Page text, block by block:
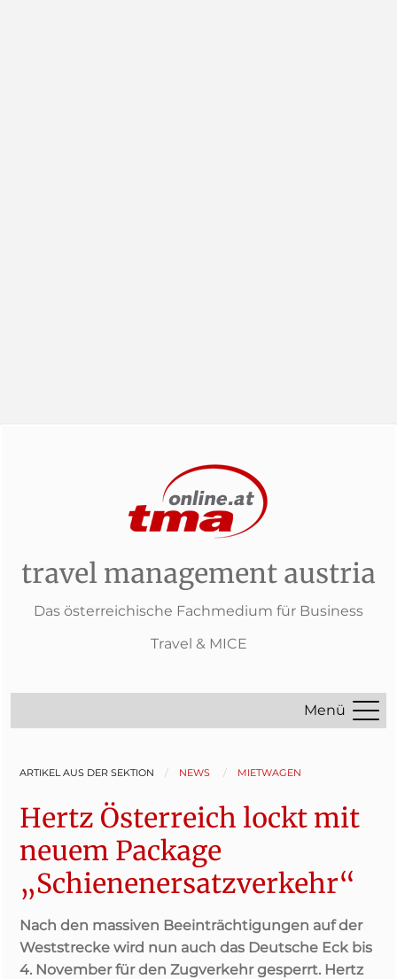
travel management austria
Das österreichische Fachmedium für Business
Travel & MICE
Menü
ARTIKEL AUS DER SEKTION NEWS MIETWAGEN
Hertz Österreich lockt mit
neuem Package
„Schienenersatzverkehr“
Nach den massiven Beeinträchtigungen auf der
Weststrecke wird nun auch das Deutsche Eck bis
4. November für den Zugverkehr gesperrt. Hertz